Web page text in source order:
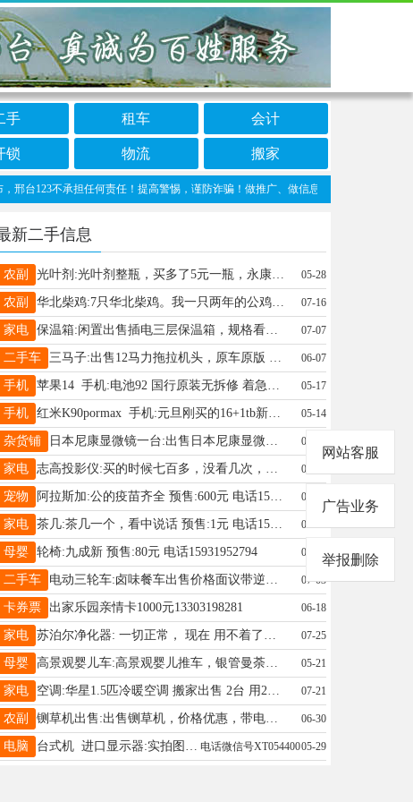
手 租车 会计
锁 物流 搬家
台123不承担任何责任！提高警惕，谨防诈骗！做推广、做信息置顶！请加邢台123客
新二手信息
农副 光叶剂:光叶剂整瓶，买多了5元一瓶，永康万国城自提 预售: 电话15100881660 05-28
农副 华北柴鸡:7只华北柴鸡。我一只两年的公鸡和5只四个月大的一公四母 预售: 电话16630967617 07-16
家电 保温箱:闲置出售插电三层保温箱，规格看图片，刚买一个多月用不到了 预售:185元 电话19912039226 07-07
二手车 三马子:出售12马力拖拉机头，原车原版 预售:2800元 电话13933739820 06-07
手机 苹果14 手机:电池92 国行原装无拆修 着急用钱 预售:1100元 电话13513520071 05-17
手机 红米K90pormax 手机:元旦刚买的16+1tb新机5299现在涨到5499，现4350出售，只限今明两天过期不卖看清楚。白色 预售:4350元 电话15631967234 05-14
杂货铺 日本尼康显微镜一台:出售日本尼康显微镜一台，有需要的联系 预售:800元 电话15630991164 05-22
家电 志高投影仪:买的时候七百多，没看几次，现在150不还价。墨迹入扰 预售:150元 电话17104170666 07-20
宠物 阿拉斯加:公的疫苗齐全 预售:600元 电话15297492168 07-08
家电 茶几:茶几一个，看中说话 预售:1元 电话15933094413 05-14
母婴 轮椅:九成新 预售:80元 电话15931952794 07-19
二手车 电动三轮车:卤味餐车出售价格面议带逆变器，电池刚换的！内部三个射灯可亮，有意做卤味串串的赠送价值5千的秘籍资料！ 预售:2000元 电话13833941929 07-03
卡券票 出家乐园亲情卡1000元13303198281 06-18
家电 苏泊尔净化器: 一切正常， 现在 用不着了，桥西自提。 预售:300元 电话17692961152 07-25
母婴 高景观婴儿车:高景观婴儿推车，银管曼荼罗配色，双向可坐躺，减震顺滑，结实轻便，新生儿至3岁可用，功能完好可拆洗 预售:80元 电话15530983552 05-21
家电 空调:华星1.5匹冷暖空调 搬家出售 2台 用2年新 预售:680元 电话13363190828 07-21
农副 铡草机出售:出售铡草机，价格优惠，带电机，养牛羊的朋友可以联系 预售: 电话19931946674 06-30
电脑 台式机 进口显示器:实拍图 原装无拆修 功能完好 襄都区自取、 2026年5月27日、 预售:30元 电话微信号XT05440005-29
网站客服
广告业务
举报删除